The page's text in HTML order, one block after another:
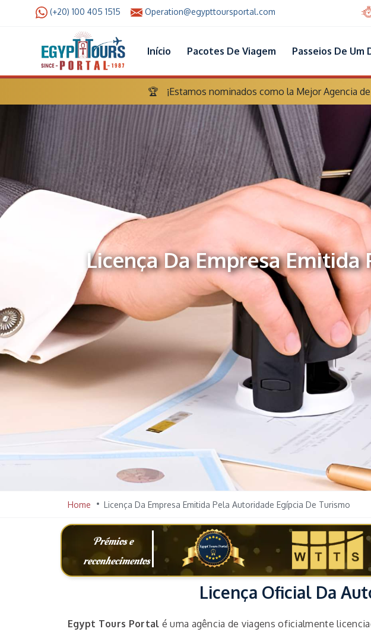
(+20) 100 405 1515 Operation@egypttoursportal.com
Início Pacotes De Viagem Passeios De Um
🏆 ¡Estamos nominados como la Mejor Agencia
Licença Da Empresa
Home Licença Da Empresa Emitida Pela Autoridade Egípcia De Turismo
Prémios e
reconhecimentos
Licença Oficial Da
Egypt Tours Portal é uma agência de viagens oficialmente